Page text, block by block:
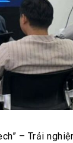
– Trải